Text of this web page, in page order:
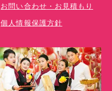
お問い合わせ・お見積もり
個人情報保護方針